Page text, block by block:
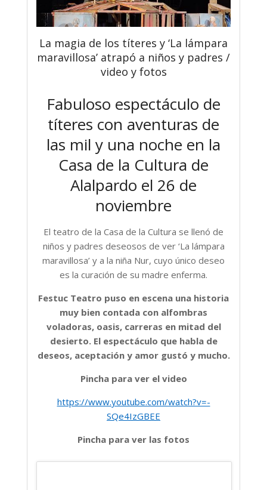
La magia de los títeres y ‘La lámpara
maravillosa’ atrapó a niños y padres /
video y fotos
Fabuloso espectáculo de
títeres con aventuras de
las mil y una noche en la
Casa de la Cultura de
Alalpardo el 26 de
noviembre
El teatro de la Casa de la Cultura se llenó de
niños y padres deseosos de ver ‘La lámpara
maravillosa’ y a la niña Nur, cuyo único deseo
es la curación de su madre enferma.
Festuc Teatro puso en escena una historia
muy bien contada con alfombras
voladoras, oasis, carreras en mitad del
desierto. El espectáculo que habla de
deseos, aceptación y amor gustó y mucho.
Pincha para ver el video
https://www.youtube.com/watch?v=-
SQe4IzGBEE
Pincha para ver las fotos